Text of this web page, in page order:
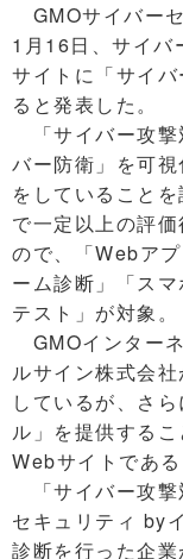
GMOサイバー
1月16日、サイバ
サイトに「サイ
ると発表した。
「サイバー攻撃
バー防衛」を可
をしていること
で一定以上の評
ので、「Webア
ーム診断」「ス
テスト」が対象。
GMOインター
ルサイン株式会
しているが、さ
ル」を提供する
Webサイトである
「サイバー攻撃
セキュリティ by
診断を行った企